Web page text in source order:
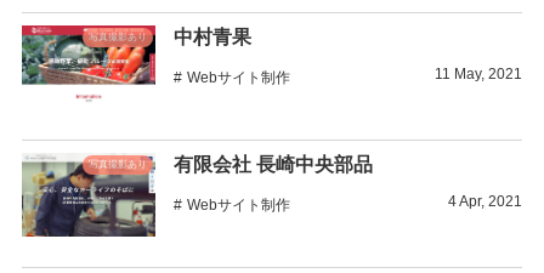
写真撮影あり 中村青果
Webサイト制作 11 May,2021
写真撮影あり 有限会社 長崎中央部品
Webサイト制作 4Apr,2021